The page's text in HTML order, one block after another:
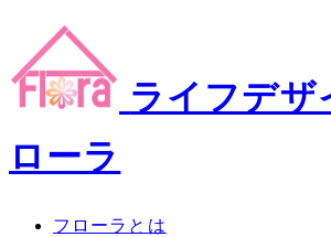
ライフデザ
ローラ
フローラとは